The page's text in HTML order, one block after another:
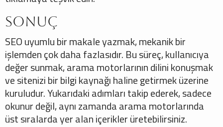
Sonuç
SEO uyumlu bir makale yazmak, mekanik bir
işlemden çok daha fazlasıdır. Bu süreç, kullanıcıya
değer sunmak, arama motorlarının dilini konuşmak
ve sitenizi bir bilgi kaynağı haline getirmek üzerine
kuruludur. Yukarıdaki adımları takip ederek, sadece
okunur değil, aynı zamanda arama motorlarında
üst sıralarda yer alan içerikler üretebilirsiniz.